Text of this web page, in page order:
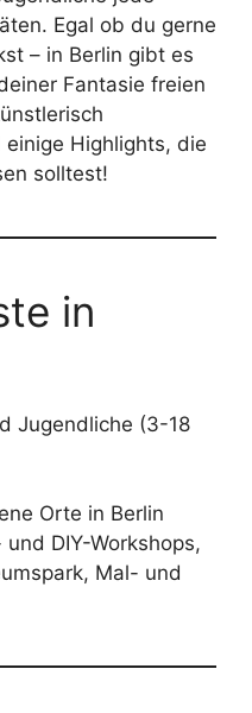
Egal ob du gerne
– in Berlin gibt es
Fantasie freien
Highlights, die
solltest!
in
Jugendliche (3-18
Orte in Berlin
und DIY-Workshops,
Mal- und